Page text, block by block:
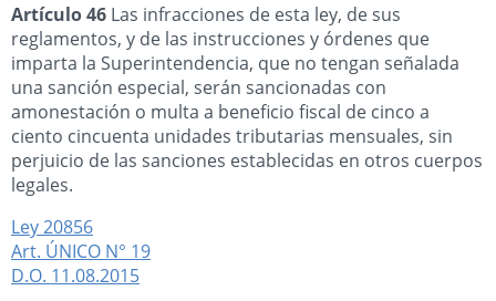
Artículo 46 Las infracciones de esta ley, de sus
reglamentos, y de las instrucciones y órdenes que
imparta la Superintendencia, que no tengan señalada
una sanción especial, serán sancionadas con
amonestación o multa a beneficio fiscal de cinco a
ciento cincuenta unidades tributarias mensuales, sin
perjuicio de las sanciones establecidas en otros cuerpos
legales.
Ley 20856
Art. ÚNICO N° 19
D.O. 11.08.2015